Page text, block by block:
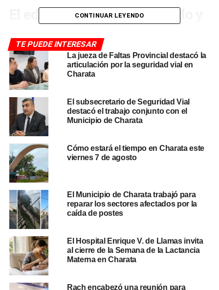
El edificio está muy avanzado y
el mobiliario ya está en camino
Rach reconoció que los tiempos con la empresa
constructora estuvieron ajustados, pero fue optimista
respecto al estado actual de la obra. «Está muy
avanzado, está calzado en el lugar. Creo que está
faltando muy poco», sostuvo. Para acelerar los últimos
detalles, el municipio enviará un camión a Resistencia
para trasladar parte delmobiliarioque equipará el
establecimiento.
La confirmación definitiva de la fecha y el horario se dará
a conocer entre este miércoles y el jueves, una vez que
Rach realice la recorrida de verificación. «Posiblemente
lo vamos a confirmar entre hoy y mañana, pero la fecha
tentativa y el horario tentativo sería el martes 9 de junio a
las 9 horas», precisó.
La inauguración del nuevo edificio representa un hito
para la educación especial en Charata y elDepartamento
Chacabuco , dotando a la institución de una
infraestructura moderna y adecuada para las
necesidades de sus estudiantes. CharataChaco.Net
CONTINUAR LEYENDO
TE PUEDE INTERESAR
La jueza de Faltas Provincial destacó la
articulación por la seguridad vial en
Charata
El subsecretario de Seguridad Vial
destacó el trabajo conjunto con el
Municipio de Charata
Cómo estará el tiempo en Charata este
viernes 7 de agosto
El Municipio de Charata trabajó para
reparar los sectores afectados por la
caída de postes
El Hospital Enrique V. de Llamas invita
al cierre de la Semana de la Lactancia
Materna en Charata
Rach encabezó una reunión para